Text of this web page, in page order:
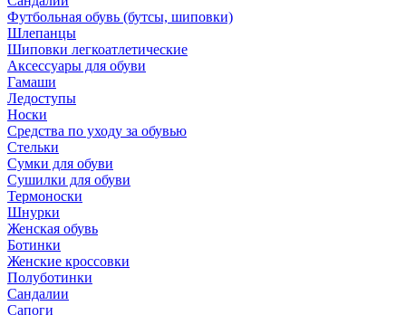
Футбольная обувь (бутсы, шиповки)
Шлепанцы
Шиповки легкоатлетические
Аксессуары для обуви
Гамаши
Ледоступы
Носки
Средства по уходу за обувью
Стельки
Сумки для обуви
Сушилки для обуви
Термоноски
Шнурки
Женская обувь
Ботинки
Женские кроссовки
Полуботинки
Сандалии
Сапоги